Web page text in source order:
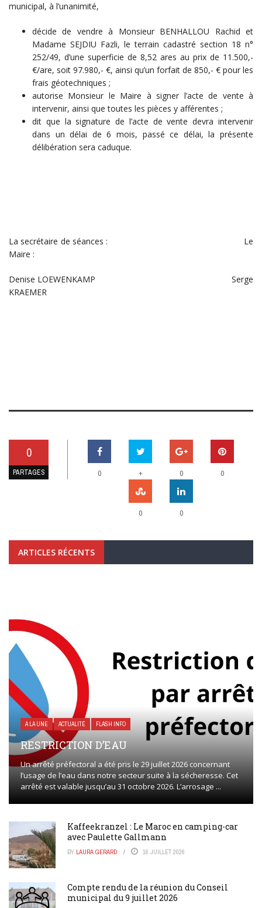
municipal, à l’unanimité,
décide de vendre à Monsieur BENHALLOU Rachid et
Madame SEJDIU Fazli, le terrain cadastré section 18 n°
252/49, d’une superficie de 8,52 ares au prix de 11.500,-
€/are, soit 97.980,- €, ainsi qu’un forfait de 850,- € pour les
frais géotechniques ;
autorise Monsieur le Maire à signer l’acte de vente à
intervenir, ainsi que toutes les pièces y afférentes ;
dit que la signature de l’acte de vente devra intervenir
dans un délai de 6 mois, passé ce délai, la présente
délibération sera caduque.
La secrétaire de séances : Le
Maire :
Denise LOEWENKAMP Serge
KRAEMER
0
PARTAGES 0 + 0 0
0 0
ARTICLES RÉCENTS
A LA UNE ACTUALITÉ FLASH INFO
RESTRICTION D’EAU
Un arrêté préfectoral a été pris le 29 juillet 2026 concernant
l’usage de l’eau dans notre secteur suite à la sécheresse. Cet
arrêté est valable jusqu’au 31 octobre 2026. L’arrosage ...
Kaffeekranzel : Le Maroc en camping-car
avec Paulette Gallmann
BY LAURA GERARD 16 JUILLET 2026
Compte rendu de la réunion du Conseil
municipal du 9 juillet 2026